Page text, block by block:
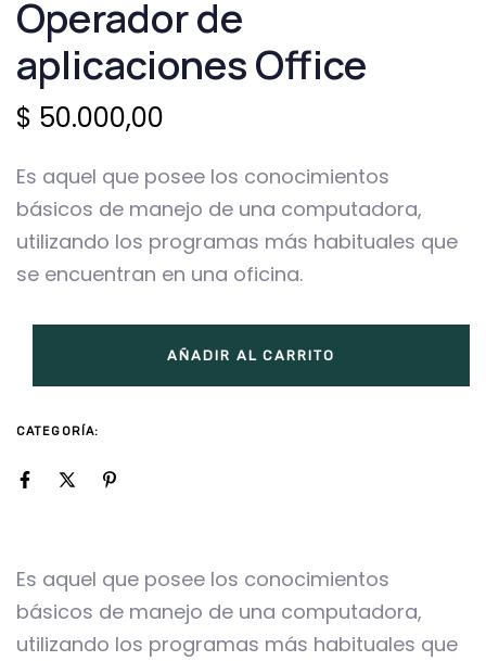
Operador de
aplicaciones Office
$ 50.000,00
Es aquel que posee los conocimientos
básicos de manejo de una computadora,
utilizando los programas más habituales que
se encuentran en una oficina.
OFFICE
QUANTITY
AÑADIR AL CARRITO
CATEGORÍA:
Es aquel que posee los conocimientos
básicos de manejo de una computadora,
utilizando los programas más habituales que